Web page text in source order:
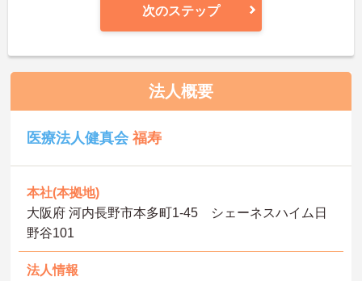
次のステップ
法人概要
医療法人健真会福寿
本社(本拠地)
大阪府 河内長野市本多町1-45 シェーネスハイム日
野谷101
法人情報